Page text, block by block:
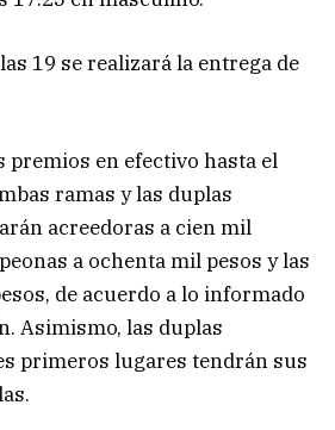
19 se realizará la entrega de
en efectivo hasta el
ramas y las duplas
acreedoras a cien mil
a ochenta mil pesos y las
de acuerdo a lo informado
Asimismo, las duplas
primeros lugares tendrán sus